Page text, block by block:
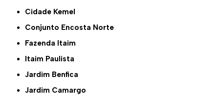
Cidade Kemel
Conjunto Encosta Norte
Fazenda Itaim
Itaim Paulista
Jardim Benfica
Jardim Camargo